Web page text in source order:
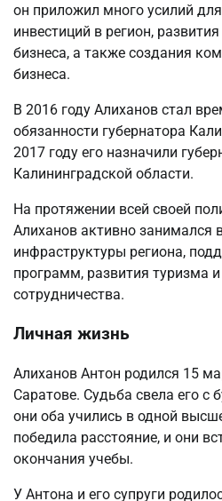
он приложил много усилий
инвестиций в регион,
бизнеса, а также создания
бизнеса.
В 2016 году Алиханов стал
обязанности губернатора
2017 году его назначили
Калининградской области.
На протяжении всей своей
Алиханов активно занимался
инфраструктуры региона,
программ, развития туризма
сотрудничества.
Личная жизнь
Алиханов Антон родился 15
Саратове. Судьба свела его с
они оба учились в одной
победила расстояние, и они
окончания учебы.
У Антона и его супруги